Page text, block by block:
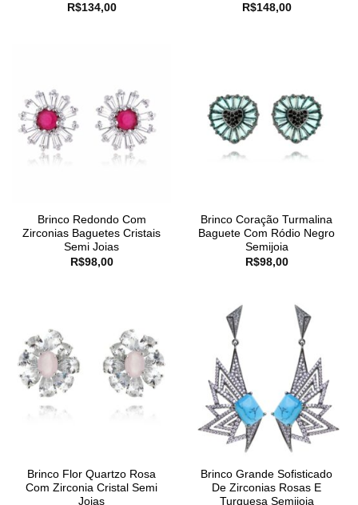
R$134,00
R$148,00
Brinco Redondo Com
Zirconias Baguetes Cristais
Semi Joias
R$98,00
Brinco Coração Turmalina
Baguete Com Ródio Negro
Semijoia
R$98,00
Brinco Flor Quartzo Rosa
Com Zirconia Cristal Semi
Joias
Brinco Grande Sofisticado
De Zirconias Rosas E
Turquesa Semijoia